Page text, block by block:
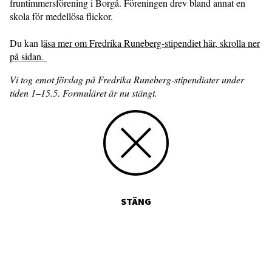
fruntimmersförening i Borgå. Föreningen drev bland annat en
skola för medellösa flickor.
Du kan läsa mer om Fredrika Runeberg-stipendiet här, skrolla ner
på sidan.
Vi tog emot förslag på Fredrika Runeberg-stipendiater under
tiden 1–15.5. Formuläret är nu stängt.
STÄNG